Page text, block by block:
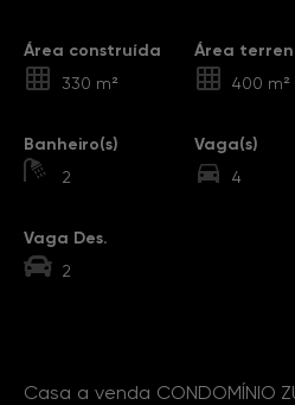
Área construída
330 m²
Área
400 m²
Banheiro(s)
2
Vaga(s)
4
Vaga Des.
2
Casa a venda CONDOMÍNIO